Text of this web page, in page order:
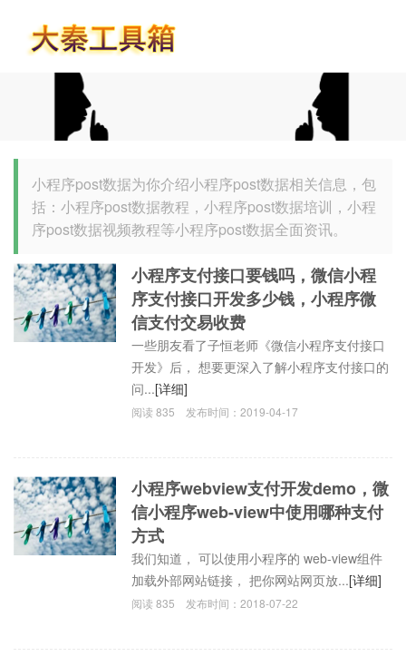
小程序post数据为你介绍小程序post数据相关信息，包
括：小程序post数据教程，小程序post数据培训，小程
序post数据视频教程等小程序post数据全面资讯。
小程序支付接口要钱吗，微信小程
序支付接口开发多少钱，小程序微
信支付交易收费
一些朋友看了子恒老师《微信小程序支付接口
开发》后， 想要更深入了解小程序支付接口的
问...[详细]
阅读835 发布时间：2019-04-17
小程序webview支付开发demo，微
信小程序web-view中使用哪种支付
方式
我们知道， 可以使用小程序的 web-view组件
加载外部网站链接， 把你网站网页放...[详细]
阅读835 发布时间：2018-07-22